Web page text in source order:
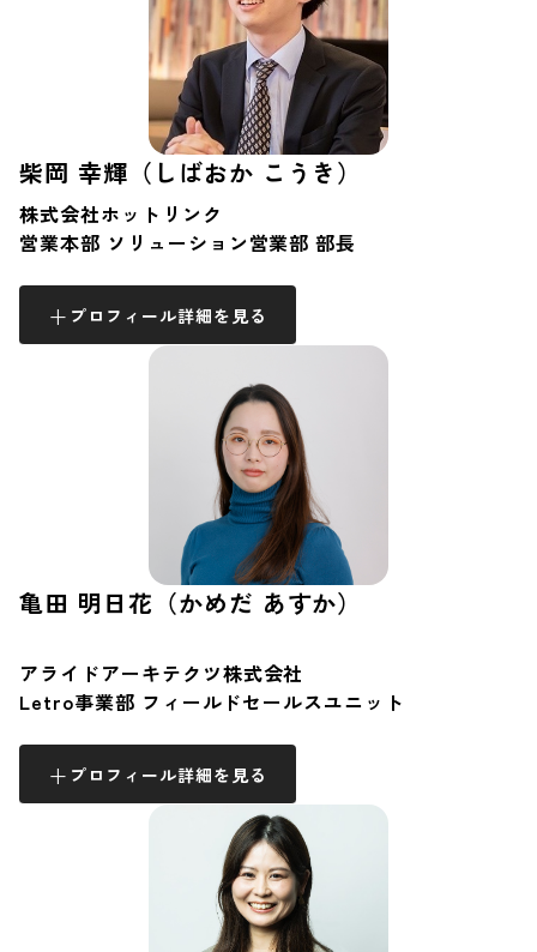
柴岡 幸輝（しばおか こうき）
株式会社ホットリンク
営業本部 ソリューション営業部 部長
プロフィール詳細を見る
亀田 明日花（かめだ あすか）
アライドアーキテクツ株式会社
Letro事業部 フィールドセールスユニット
プロフィール詳細を見る